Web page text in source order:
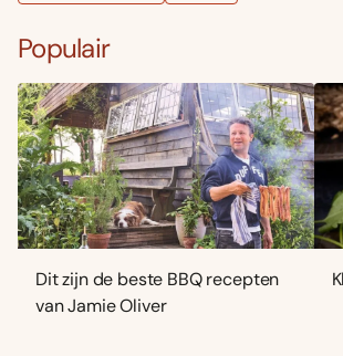
Populair
Dit zijn de beste BBQ recepten
van Jamie Oliver